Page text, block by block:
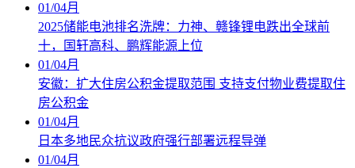
01/04月
2025储能电池排名洗牌：力神、赣锋锂电跌出全球前
十，国轩高科、鹏辉能源上位
01/04月
安徽：扩大住房公积金提取范围 支持支付物业费提取住
房公积金
01/04月
日本多地民众抗议政府强行部署远程导弹
01/04月